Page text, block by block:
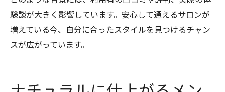
験談が大きく影響しています。安心して通えるサロンが
増えている今、自分に合ったスタイルを見つけるチャン
スが広がっています。